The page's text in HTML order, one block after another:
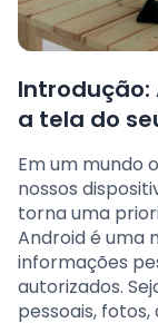
a tela do
Em um mundo
nossos
torna uma
Android é uma
informações
autorizados.
pessoais,